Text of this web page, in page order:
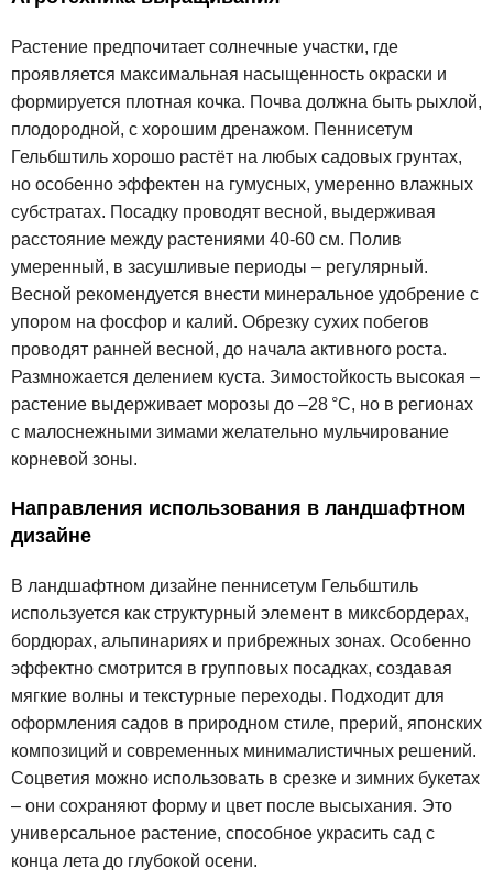
Растение предпочитает солнечные участки, где
проявляется максимальная насыщенность окраски и
формируется плотная кочка. Почва должна быть рыхлой,
плодородной, с хорошим дренажом. Пеннисетум
Гельбштиль хорошо растёт на любых садовых грунтах,
но особенно эффектен на гумусных, умеренно влажных
субстратах. Посадку проводят весной, выдерживая
расстояние между растениями 40-60 см. Полив
умеренный, в засушливые периоды – регулярный.
Весной рекомендуется внести минеральное удобрение с
упором на фосфор и калий. Обрезку сухих побегов
проводят ранней весной, до начала активного роста.
Размножается делением куста. Зимостойкость высокая –
растение выдерживает морозы до –28 °C, но в регионах
с малоснежными зимами желательно мульчирование
корневой зоны.
Направления использования в ландшафтном
дизайне
В ландшафтном дизайне пеннисетум Гельбштиль
используется как структурный элемент в миксбордерах,
бордюрах, альпинариях и прибрежных зонах. Особенно
эффектно смотрится в групповых посадках, создавая
мягкие волны и текстурные переходы. Подходит для
оформления садов в природном стиле, прерий, японских
композиций и современных минималистичных решений.
Соцветия можно использовать в срезке и зимних букетах
– они сохраняют форму и цвет после высыхания. Это
универсальное растение, способное украсить сад с
конца лета до глубокой осени.